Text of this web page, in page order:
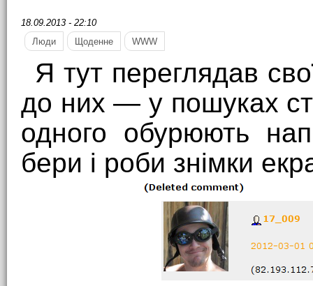
18.09.2013 - 22:10
Люди
Щоденне WWW
Я тут переглядав
до них — у пошуках
одного обурюють
бери і роби знімки